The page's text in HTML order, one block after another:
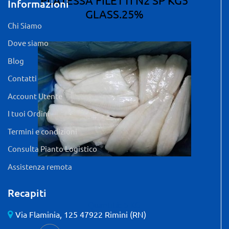
GLASS.25%
Informazioni
Chi Siamo
Dove siamo
Blog
Contatti
Account Utente
I tuoi Ordini
Termini e condizioni
Consulta Pianto Logistico
Assistenza remota
Recapiti
Via Flaminia, 125 47922 Rimini (RN)